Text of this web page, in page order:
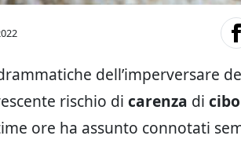
dell’imperversare
rischio di carenza di cibo
ore ha assunto connotati